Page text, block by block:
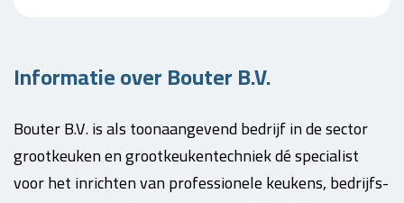
Informatie over Bouter B.V.
Bouter B.V. is als toonaangevend bedrijf in de sector
grootkeuken en grootkeukentechniek dé specialist
voor het inrichten van professionele keukens, bedrijfs-